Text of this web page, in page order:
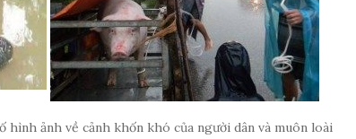
hình ảnh về cảnh khốn khó của người dân và muôn loài